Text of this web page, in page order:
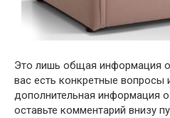
Это лишь общая информация о
вас есть конкретные вопросы
дополнительная информация
оставьте комментарий внизу